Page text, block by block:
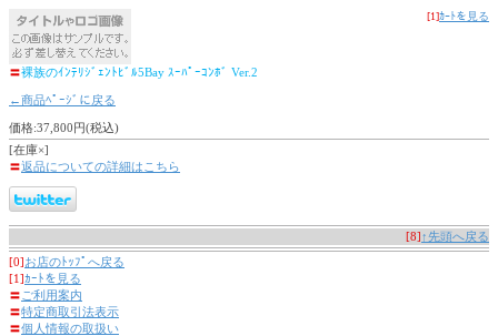
[1]ｶｰﾄを見る
〓裸族のｲﾝﾃﾘｼﾞｪﾝﾄﾋﾞﾙ5Bay ｽｰﾊﾟｰｺﾝﾎﾞ Ver.2
←商品ﾍﾟｰｼﾞに戻る
価格:37,800円(税込)
[在庫×]
〓返品についての詳細はこちら
[8]↑先頭へ戻る
[0]お店のﾄｯﾌﾟへ戻る
[1]ｶｰﾄを見る
〓 ご利用案内
〓特定商取引法表示
〓個人情報の取扱い